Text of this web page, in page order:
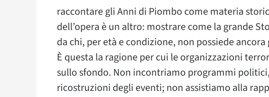
raccontare gli Anni di Piombo come materia
dell’opera è un altro: mostrare come la grande
da chi, per età e condizione, non possiede
È questa la ragione per cui le organizzazioni
sullo sfondo. Non incontriamo programmi
ricostruzioni degli eventi; non assistiamo alla